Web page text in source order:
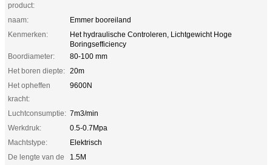
product:
naam:
Emmer booreiland
Kenmerken:
Het hydraulische Controleren, Lichtgewicht Hoge
Boringsefficiency
Boordiameter:
80-100 mm
Het boren diepte: 20m
Het opheffen
kracht:
9600N
Luchtconsumptie: 7m3/min
Werkdruk:
0.5-0.7Mpa
Machtstype:
Elektrisch
De lengte van de
1.5M